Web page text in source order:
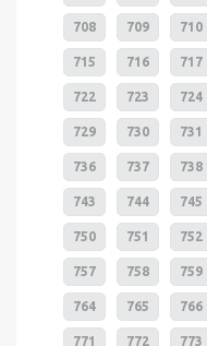
708 709 710
715 716 717
722 723 724
729 730 731
736 737 738
743 744 745
750 751 752
757 758 759
764 765 766
771 772 773